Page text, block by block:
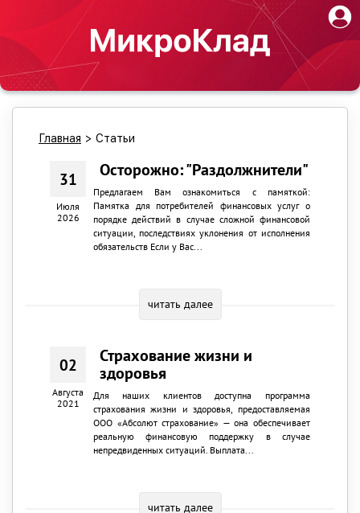
Главная > Статьи
31
Июля
2026
Осторожно: "Раздолжнители"
Предлагаем Вам ознакомиться с памяткой:
Памятка для потребителей финансовых услуг о
порядке действий в случае сложной финансовой
ситуации, последствиях уклонения от исполнения
обязательств Если у Вас...
читать далее
02
Августа
2021
Страхование жизни и
здоровья
Для наших клиентов доступна программа
страхования жизни и здоровья, предоставляемая
ООО «Абсолют страхование» — она обеспечивает
реальную финансовую поддержку в случае
непредвиденных ситуаций. Выплата...
читать далее